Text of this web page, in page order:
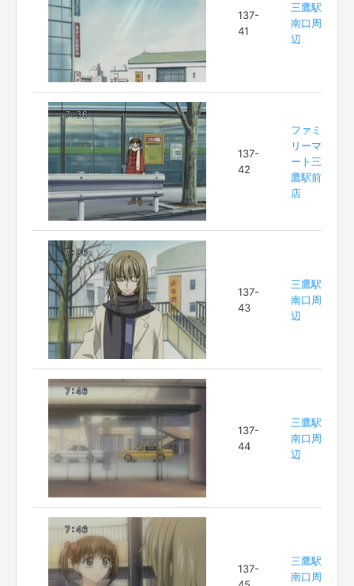
137-
41
三鷹駅
南口周
辺
137-
42
ファミ
リーマ
ート三
鷹駅前
店
137-
43
三鷹駅
南口周
辺
137-
44
三鷹駅
南口周
辺
137-
三鷹駅
南口周